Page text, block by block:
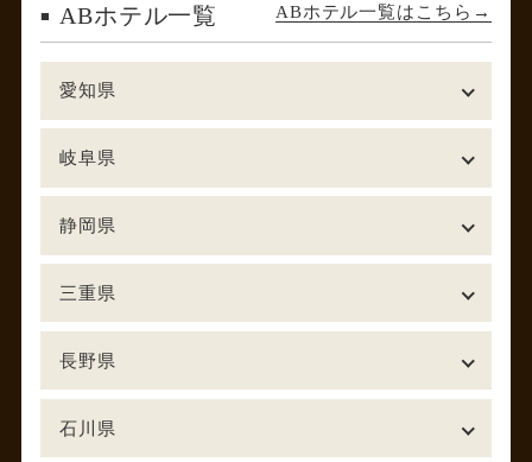
ABホテル一覧 ABホテル一覧はこちら
愛知県
岐阜県
静岡県
三重県
長野県
石川県